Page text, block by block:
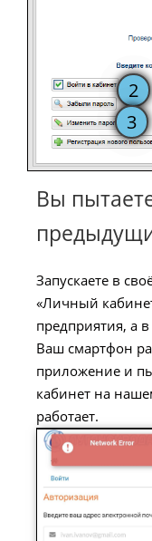
Вы
Запускаете в
«Личный
предприятия, а
Ваш смартфон
приложение и
кабинет на
работает.